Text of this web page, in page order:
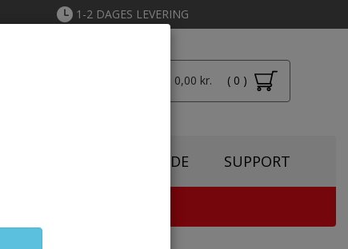
1-2 DAGES LEVERING
Total: 0,00 kr.
( 0 )
TONERGUIDE SUPPORT